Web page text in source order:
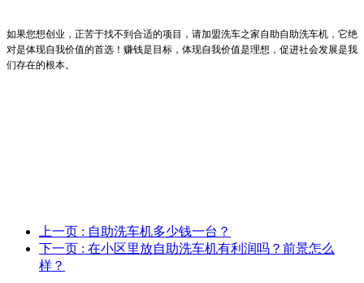
如果您想创业，正苦于找不到合适的项目，请加盟洗车之家自助自助洗车机，它绝
对是体现自我价值的首选！赚钱是目标，体现自我价值是理想，促进社会发展是我
们存在的根本。
上一页 : 自助洗车机多少钱一台？
下一页 : 在小区里放自助洗车机有利润吗？前景怎么
样？